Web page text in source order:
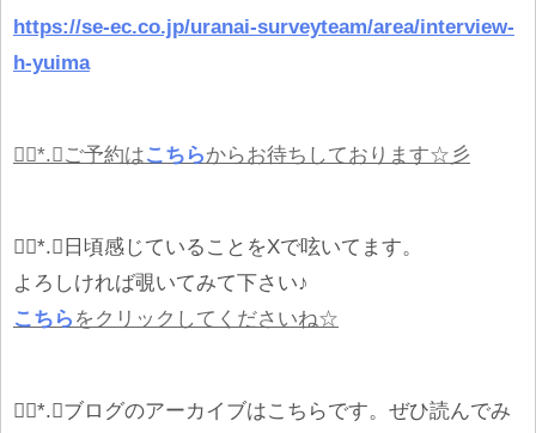
https://se-ec.co.jp/uranai-surveyteam/area/interview-
h-yuima
❁⃘*.ﾟご予約はこちらからお待ちしております☆彡
❁⃘*.ﾟ日頃感じていることをXで呟いてます。
よろしければ覗いてみて下さい♪
こちら をクリックしてくださいね☆
❁⃘*.ﾟブログのアーカイブはこちらです。ぜひ読んでみ